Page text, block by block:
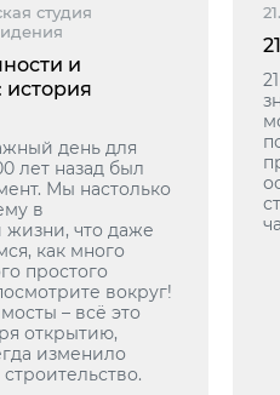
студия
и
история
день для
лет назад был
Мы настолько
в
жизни, что даже
как много
простого
вокруг!
– всё это
открытию,
изменило